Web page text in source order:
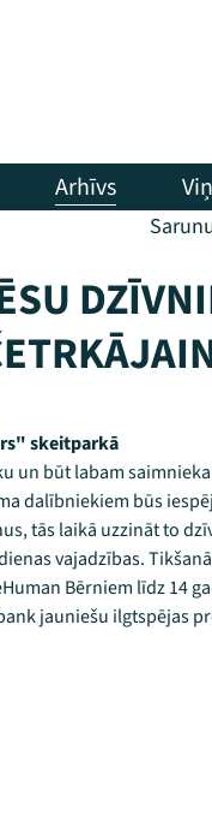
Arhīvs
skeitparkā
un būt labam
dalībniekiem būs
tās laikā uzzināt to
vajadzības.
Bērniem līdz 14
jauniešu ilgtspējas